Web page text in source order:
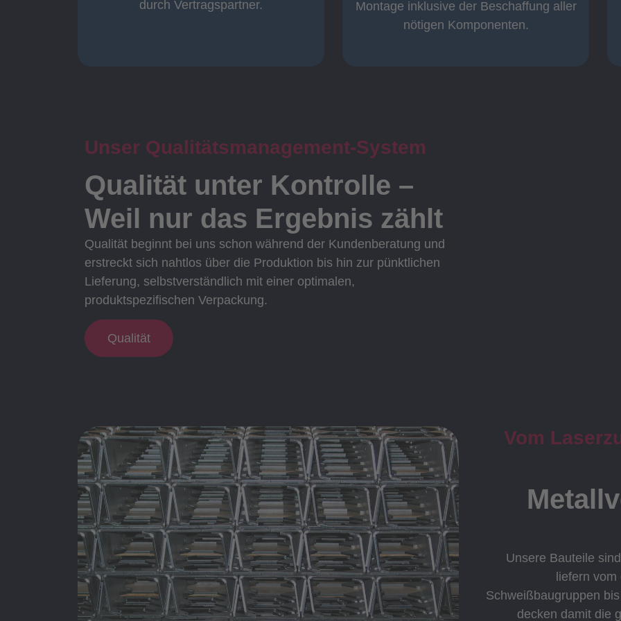
durch Vertragspartner.
durch Vertragspartner
Montage inklusive der Beschaffung aller
nötigen Komponenten.
Unser Qualitätsmanagement-System
Qualität unter Kontrolle –
Weil nur das Ergebnis zählt
Qualität beginnt bei uns schon während der Kundenberatung und
erstreckt sich nahtlos über die Produktion bis hin zur pünktlichen
Lieferung, selbstverständlich mit einer optimalen,
produktspezifischen Verpackung.
Qualität
Vom
Unsere Bauteile
liefern vom
Schweißbaugruppen
decken damit die